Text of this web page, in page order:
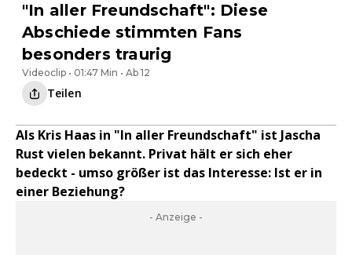
"In aller Freundschaft": Diese
Abschiede stimmten Fans
besonders traurig
Videoclip • 01:47 Min • Ab 12
Teilen
Als Kris Haas in "In aller Freundschaft" ist Jascha
Rust vielen bekannt. Privat hält er sich eher
bedeckt - umso größer ist das Interesse: Ist er in
einer Beziehung?
- Anzeige -